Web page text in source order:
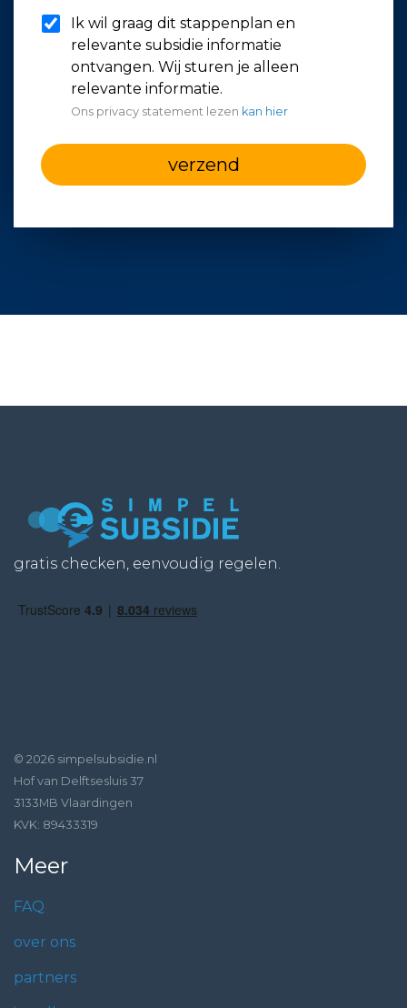
Ik wil graag dit stappenplan en
relevante subsidie informatie
ontvangen. Wij sturen je alleen
relevante informatie.
Ons privacy statement lezen kan hier
verzend
gratis checken, eenvoudig regelen.
© 2026 simpelsubsidie.nl
Hof van Delftsesluis 37
3133MB Vlaardingen
KVK: 89433319
Meer
FAQ
over ons
partners